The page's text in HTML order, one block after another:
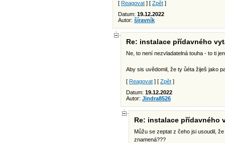
[ Reagovat ] [ Zpět ]
Datum: 19.12.2022
Autor: šíravník
Re: instalace přídavného
Ne, to není nezvladatelná touha - to ti
Aby sis uvědomil, že ty ůéta žiješ jako
[ Reagovat ] [ Zpět ]
Datum: 19.12.2022
Autor: Jindra8526
Re: instalace přídavného
Můžu se zeptat z čeho jsi usoudil,
znamená???